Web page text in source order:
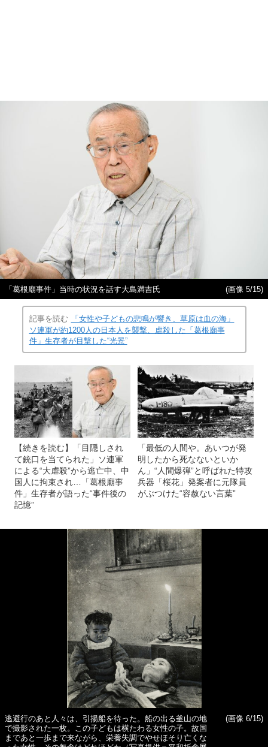
「葛根廟事件」当時の状況を話す大島満吉氏 (画像 5/15)
記事を読む
「女性や子どもの悲鳴が響き、草原は血の海」
ソ連軍が約1200人の日本人を襲撃、虐殺した「葛根廟事
件」生存者が目撃した“光景”
【続きを読む】「目隠しされ
て銃口を当てられた」ソ連軍
による“大虐殺”から逃亡中、中
国人に拘束され…「葛根廟事
件」生存者が語った“事件後の
記憶”
「最低の人間や。あいつが発
明したから死なないといか
ん」“人間爆弾”と呼ばれた特攻
兵器「桜花」発案者に元隊員
がぶつけた“容赦ない言葉”
逃避行のあと人々は、引揚船を待った。船の出る釜山の地
で撮影された一枚。この子どもは横たわる女性の子。故国
まであと一歩まで来ながら、栄養失調でやせほそり亡くな
(画像 6/15)